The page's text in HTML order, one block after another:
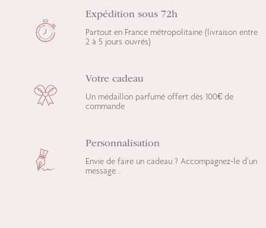
Expédition sous 72h
Partout en France métropolitaine (livraison entre
2 à 5 jours ouvrés)
Votre cadeau
Un médaillon parfumé offert dès 100€ de
commande
Personnalisation
Envie de faire un cadeau ? Accompagnez-le d’un
message...